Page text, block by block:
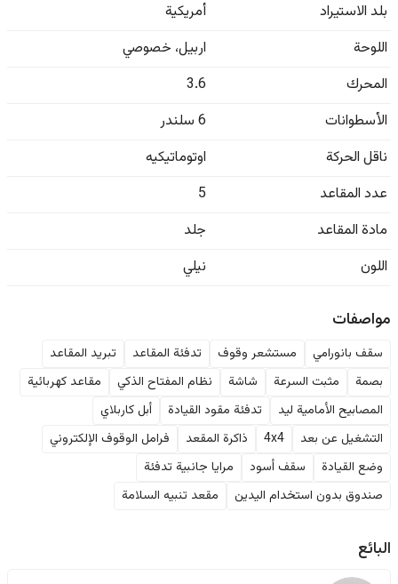
بلد الاستيراد
أمريكية
اللوحة
اربيل، خصوصي
المحرك
3.6
الأسطوانات
6 سلندر
ناقل الحركة
اوتوماتيكيه
عدد المقاعد
5
مادة المقاعد
جلد
اللون
نیلي
مواصفات
سقف بانورامي مستشعر وقوف تدفئة المقاعد
تبريد المقاعد
بصمة
مثبت السرعة شاشة نظام المفتاح الذكي
مقاعد كهربائية
المصابيح الأمامية ليد
تدفئة مقود القيادة
أبل كاربلاي
التشغيل عن بعد
4x4 ذاكرة المقعد
فرامل الوقوف الإلكتروني
وضع القيادة
سقف أسود
مرايا جانبية تدفئة
صندوق بدون استخدام اليدين
مقعد تنبيه السلامة
البائع